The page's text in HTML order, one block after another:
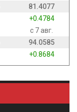
81.4077
+0.4784
с 7 авг.
94.0585
+0.8684